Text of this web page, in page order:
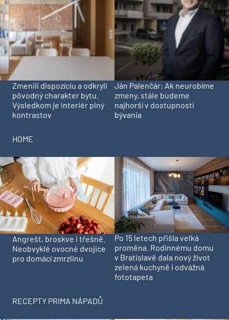
Zmenili dispozíciu a odkryli
pôvodný charakter bytu.
Výsledkom je interiér plný
kontrastov
Ján Palenčár: Ak neurobíme
zmeny, stále budeme
najhorší v dostupnosti
bývania
HOME
Angrešt, broskve i třešně.
Neobvyklé ovocné dvojice
pro domácí zmrzlinu
Po 15 letech přišla velká
proměna. Rodinnému domu
v Bratislavě dala nový život
zelená kuchyně i odvážná
fototapeta
RECEPTY PRIMA NÁPADŮ